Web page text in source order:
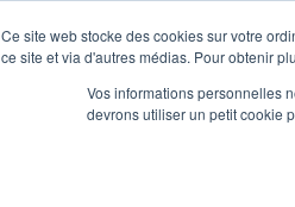
Ce site web stocke des cookies sur votre
ce site et via d'autres médias. Pour obtenir
Vos informations personnelles
devrons utiliser un petit cookie